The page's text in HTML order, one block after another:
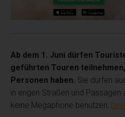
Ab dem 1. Juni dürfen
geführten Touren
Personen haben. Sie dürfen
in engen Straßen und Passagen
keine Megaphone benutzen,